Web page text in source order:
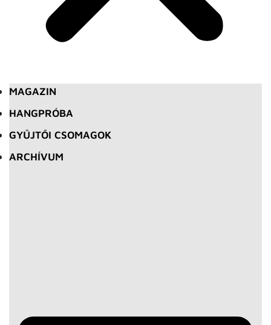
MAGAZIN
HANGPRÓBA
GYŰJTŐI CSOMAGOK
ARCHÍVUM